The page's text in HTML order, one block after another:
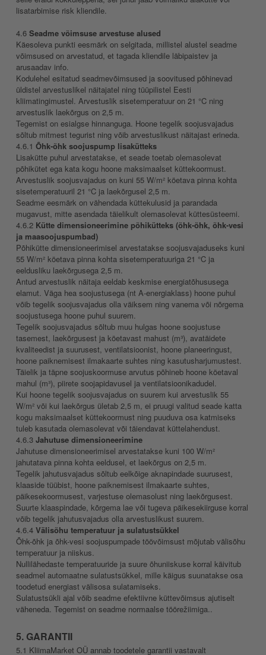
lisatarbimise risk kliendile.
4.6 Seadme võimsuse arvestuse alused
Käesoleva punkti eesmärk on selgitada, millistel alustel seadme
võimsused on arvestatud, et tagada kliendile läbipaistev ja
arusaadav info.
Kodulehel esitatud seadmevõimsused ja soovitused põhinevad
üldistel arvestuslikel näitajatel ning tüüpilistel Eesti
kliimatingimustel. Arvestuslik sisetemperatuur on 21 °C ning
arvestuslik laekõrgus on 2,5 m.
Tegemist on esialgse hinnanguga. Hoone tegelik soojusvajadus
sõltub mitmest tegurist ning võib arvestuslikust näitajast erineda.
4.6.1 Õhk-õhk soojuspump lisakütteks
Lisakütte puhul arvestatakse, et seade toetab olemasolevat
põhikütet ega kata kogu hoone maksimaalset küttekoormust.
Arvestuslik soojusvajadus on kuni 55 W/m² köetava pinna kohta
sisetemperatuuril 21 °C ja laekõrgusel 2,5 m.
Seadme eesmärk on vähendada küttekulusid ja parandada
mugavust, mitte asendada täielikult olemasolevat küttesüsteemi.
4.6.2 Kütte dimensioneerimine põhikütteks (õhk-õhk, õhk-vesi
ja maasoojuspumbad)
Põhikütte dimensioneerimisel arvestatakse soojusvajaduseks kuni
55 W/m² köetava pinna kohta sisetemperatuuriga 21 °C ja
eeldusliku laekõrgusega 2,5 m.
Antud arvestuslik näitaja eeldab keskmise energiatõhususega
elamut. Väga hea soojustusega (nt A-energiaklass) hoone puhul
võib tegelik soojusvajadus olla väiksem ning vanema või nõrgema
soojustusega hoone puhul suurem.
Tegelik soojusvajadus sõltub muu hulgas hoone soojustuse
tasemest, laekõrgusest ja köetavast mahust (m³), avatäidete
kvaliteedist ja suurusest, ventilatsioonist, hoone planeeringust,
hoone paiknemisest ilmakaarte suhtes ning kasutusharjumustest.
Täielik ja täpne soojuskoormuse arvutus põhineb hoone köetaval
mahul (m³), piirete soojapidavusel ja ventilatsioonikadudel.
Kui hoone tegelik soojusvajadus on suurem kui arvestuslik 55
W/m² või kui laekõrgus ületab 2,5 m, ei pruugi valitud seade katta
kogu maksimaalset küttekoormust ning puuduva osa katmiseks
tuleb kasutada olemasolevat või täiendavat küttelahendust.
4.6.3 Jahutuse dimensioneerimine
Jahutuse dimensioneerimisel arvestatakse kuni 100 W/m²
jahutatava pinna kohta eeldusel, et laekõrgus on 2,5 m.
Tegelik jahutusvajadus sõltub eelkõige aknapindade suurusest,
klaaside tüübist, hoone paiknemisest ilmakaarte suhtes,
päikesekoormusest, varjestuse olemasolust ning laekõrgusest.
Suurte klaaspindade, kõrgema lae või tugeva päikesekiirguse korral
võib tegelik jahutusvajadus olla arvestuslikust suurem.
4.6.4 Välisõhu temperatuur ja sulatustsükkel
Õhk-õhk ja õhk-vesi soojuspumpade töövõimsust mõjutab välisõhu
temperatuur ja niiskus.
Nullilähedaste temperatuuride ja suure õhuniiskuse korral käivitub
seadmel automaatne sulatustsükkel, mille käigus suunatakse osa
toodetud energiast välisosa sulatamiseks.
Sulatustsükli ajal võib seadme efektiivne küttevõimsus ajutiselt
väheneda. Tegemist on seadme normaalse töörežiimiga..
5. GARANTII
5.1 KliimaMarket OÜ annab toodetele garantii vastavalt